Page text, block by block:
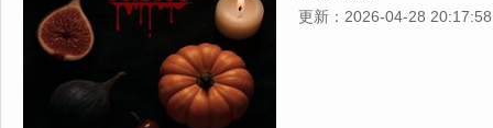
更新： 2026-04-28 20:17:58